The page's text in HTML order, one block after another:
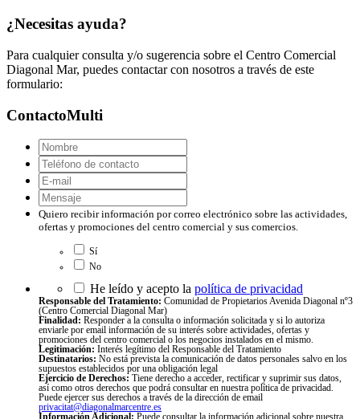
¿Necesitas ayuda?
Para cualquier consulta y/o sugerencia sobre el Centro Comercial
Diagonal Mar, puedes contactar con nosotros a través de este
formulario:
ContactoMulti
Nombre
Teléfono
de
contacto*
E-
mail*
Mensaje*
Quiero
recibir
información
correo
electrónico
sobre
las
actividades,
ofertas
y
promociones
del
centro
comercial
Quiero recibir información por correo electrónico sobre las actividades,
ofertas y promociones del centro comercial y sus comercios.
Sí
No
Responsable
del
Tratamiento:
Comunidad
de
Propietarios
Avenida
Diagonal
nº3
He leído y acepto la política de privacidad
Responsable del Tratamiento: Comunidad de Propietarios Avenida Diagonal nº3
(Centro Comercial Diagonal Mar)
Finalidad: Responder a la consulta o información solicitada y si lo autoriza
enviarle por email información de su interés sobre actividades, ofertas y
promociones del centro comercial o los negocios instalados en el mismo.
Legitimación: Interés legítimo del Responsable del Tratamiento
Destinatarios: No está prevista la comunicación de datos personales salvo en los
supuestos establecidos por una obligación legal
Ejercicio de Derechos: Tiene derecho a acceder, rectificar y suprimir sus datos,
así como otros derechos que podrá consultar en nuestra política de privacidad.
Puede ejercer sus derechos a través de la dirección de email
privacitat@diagonalmarcentre.es
Información Adicional: Puede consultar la información adicional sobre nuestra